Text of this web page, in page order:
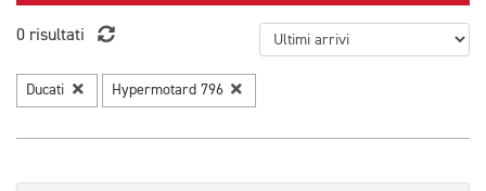
0 risultati
Ducati Hypermotard 796